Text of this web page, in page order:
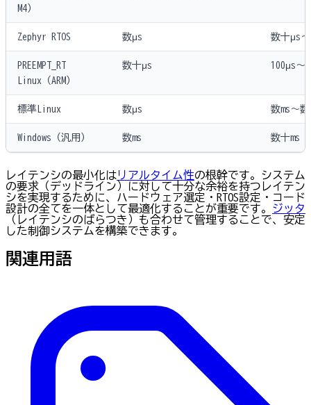
M4）
Zephyr RTOS 数μs 数十μs〜
PREEMPT_RT
Linux（ARM）
数十μs 100μs〜
標準Linux 数μs 数ms〜数
Windows（汎用） 数ms 数十ms
レイテンシの最小化はリアルタイム性の根幹です。システム
の要求（デッドライン）に対して十分な余裕を持つレイテン
シを実現するために、ハードウェア選定・RTOS設定・コード
設計の全てを一体として最適化することが重要です。 ジッタ
（レイテンシのばらつき）も合わせて管理することで、安定
した制御システムを構築できます。
関連用語